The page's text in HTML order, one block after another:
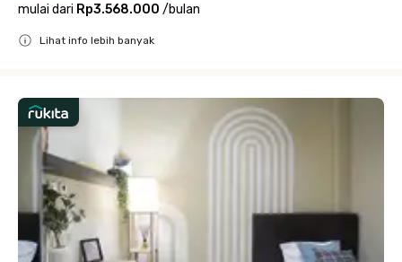
mulai dari Rp3.568.000 /bulan
Lihat info lebih banyak